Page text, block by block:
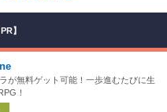
PR】
が無料ゲット可能！一歩進むたびに生
！